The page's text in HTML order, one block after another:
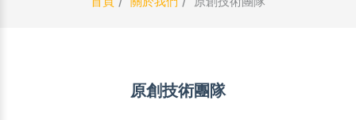
原創技術團隊